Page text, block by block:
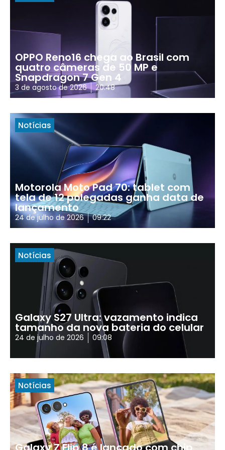
OPPO Reno16 chega ao Brasil com
quatro câmeras de 50 MP e
Snapdragon 7 Gen 4
3 de agosto de 2026 20:48
Notícias
Motorola Moto Pad 70: tablet com
tela de 12 polegadas ganha data de
lançamento
24 de julho de 2026 09:22
Notícias
Galaxy S27 Ultra: vazamento indica
tamanho da nova bateria do celular
24 de julho de 2026 09:08
Notícias